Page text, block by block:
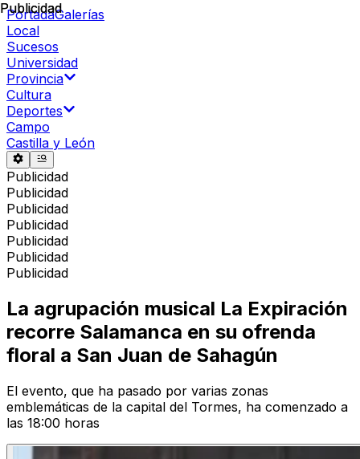
PortadaGalerías
Local
Sucesos
Universidad
Provincia
Cultura
Deportes
Campo
Castilla y León
Publicidad
Publicidad
Publicidad
Publicidad
Publicidad
Publicidad
Publicidad
Publicidad
La agrupación musical La Expiración
recorre Salamanca en su ofrenda
floral a San Juan de Sahagún
El evento, que ha pasado por varias zonas
emblemáticas de la capital del Tormes, ha comenzado a
las 18:00 horas
Publicidad